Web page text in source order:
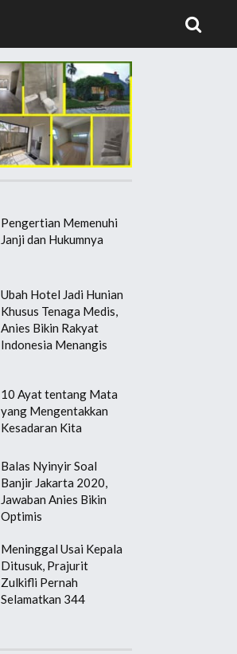
Pengertian Memenuhi
Janji dan Hukumnya
Ubah Hotel Jadi Hunian
Khusus Tenaga Medis,
Anies Bikin Rakyat
Indonesia Menangis
10 Ayat tentang Mata
yang Mengentakkan
Kesadaran Kita
Balas Nyinyir Soal
Banjir Jakarta 2020,
Jawaban Anies Bikin
Optimis
Meninggal Usai Kepala
Ditusuk, Prajurit
Zulkifli Pernah
Selamatkan 344